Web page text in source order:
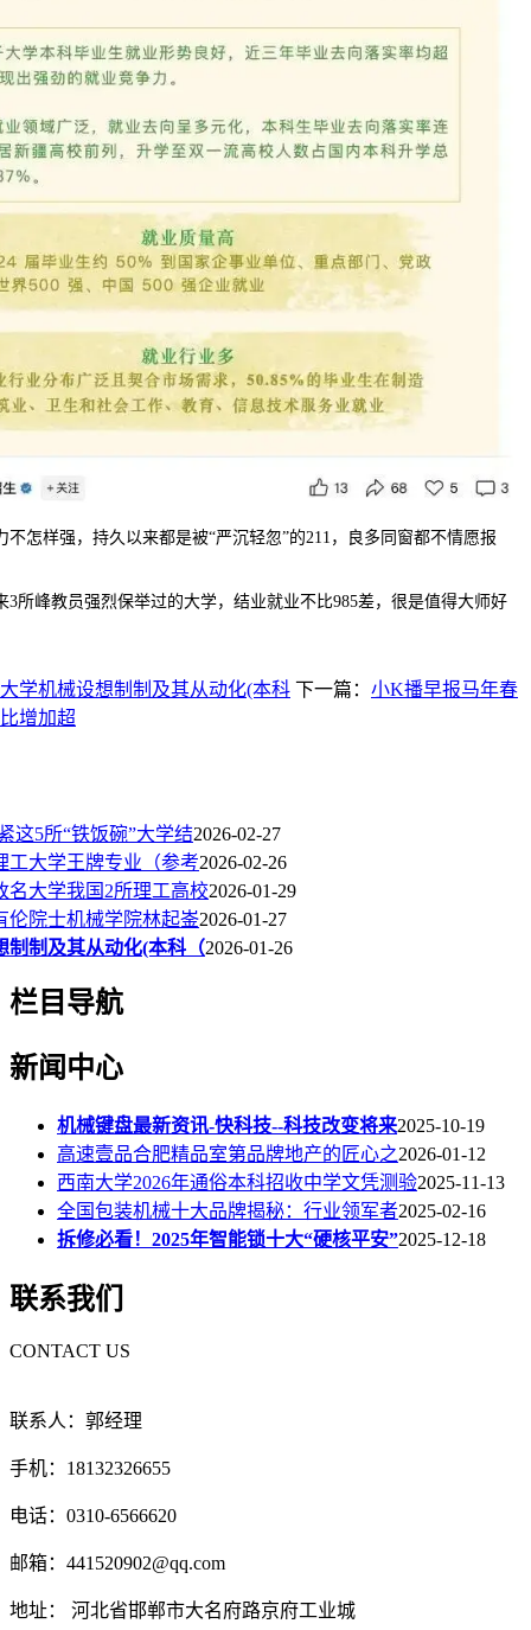
样强，持久以来都是被“严沉轻忽”的211，良多同窗都不情愿报
峰教员强烈保举过的大学，结业就业不比985差，很是值得大师好
学机械设想制制及其从动化(本科 下一篇： 小K播早报马年春
增加超
这5所“铁饭碗”大学结2026-02-27
工大学王牌专业（参考2026-02-26
名大学我国2所理工高校2026-01-29
伦院士机械学院林起崟2026-01-27
制制及其从动化(本科（2026-01-26
栏目导航
新闻中心
机械键盘最新资讯-快科技--科技改变将来2025-10-19
高速壹品合肥精品室第品牌地产的匠心之2026-01-12
西南大学2026年通俗本科招收中学文凭测验2025-11-13
全国包装机械十大品牌揭秘：行业领军者2025-02-16
拆修必看！2025年智能锁十大“硬核平安”2025-12-18
联系我们
CONTACT US
联系人：郭经理
手机：18132326655
电话：0310-6566620
邮箱：441520902@qq.com
地址： 河北省邯郸市大名府路京府工业城